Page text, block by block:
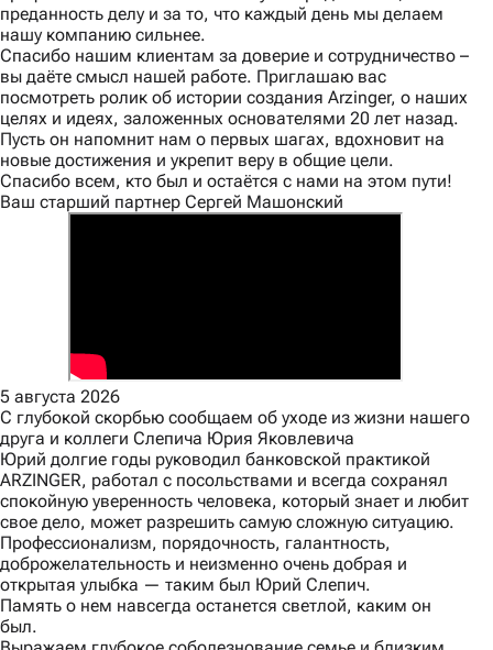
преданность делу и за то, что каждый день мы делаем
нашу компанию сильнее.
Спасибо нашим клиентам за доверие и сотрудничество –
вы даёте смысл нашей работе. Приглашаю вас
посмотреть ролик об истории создания Arzinger, о наших
целях и идеях, заложенных основателями 20 лет назад.
Пусть он напомнит нам о первых шагах, вдохновит на
новые достижения и укрепит веру в общие цели.
Спасибо всем, кто был и остаётся с нами на этом пути!
Ваш старший партнер Сергей Машонский
5 августа 2026
С глубокой скорбью сообщаем об уходе из жизни нашего
друга и коллеги Слепича Юрия Яковлевича
Юрий долгие годы руководил банковской практикой
ARZINGER, работал с посольствами и всегда сохранял
спокойную уверенность человека, который знает и любит
свое дело, может разрешить самую сложную ситуацию.
Профессионализм, порядочность, галантность,
доброжелательность и неизменно очень добрая и
открытая улыбка — таким был Юрий Слепич.
Память о нем навсегда останется светлой, каким он
был.